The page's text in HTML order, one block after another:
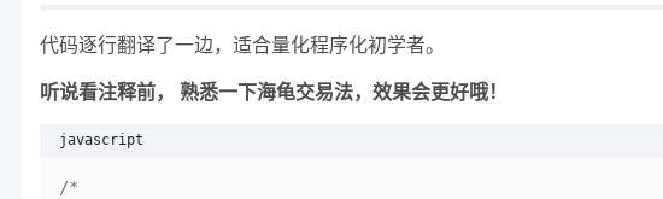
代码逐行翻译了一边，适合量化程序化初学者。
听说看注释前， 熟悉一下海龟交易法，效果会更好哦！
javascript
/*